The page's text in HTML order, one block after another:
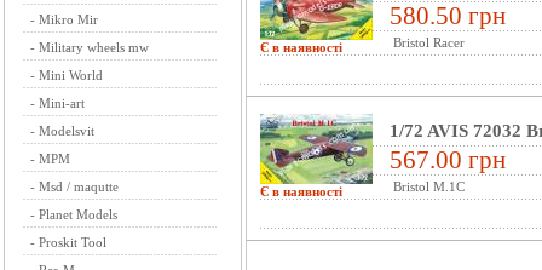
- Mikro Mir
- Military wheels mw
- Mini World
- Mini-art
- Modelsvit
- MPM
- Msd / maqutte
- Planet Models
- Proskit Tool
Є в наявності
580.50 грн
Bristol Racer
Є в наявності
1/72 AVIS 72032
567.00 грн
Bristol M.1C